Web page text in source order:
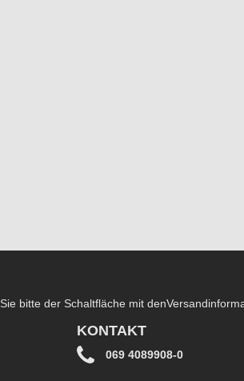
bitte der Schaltfläche mit den
KONTAKT
069 4089908-0